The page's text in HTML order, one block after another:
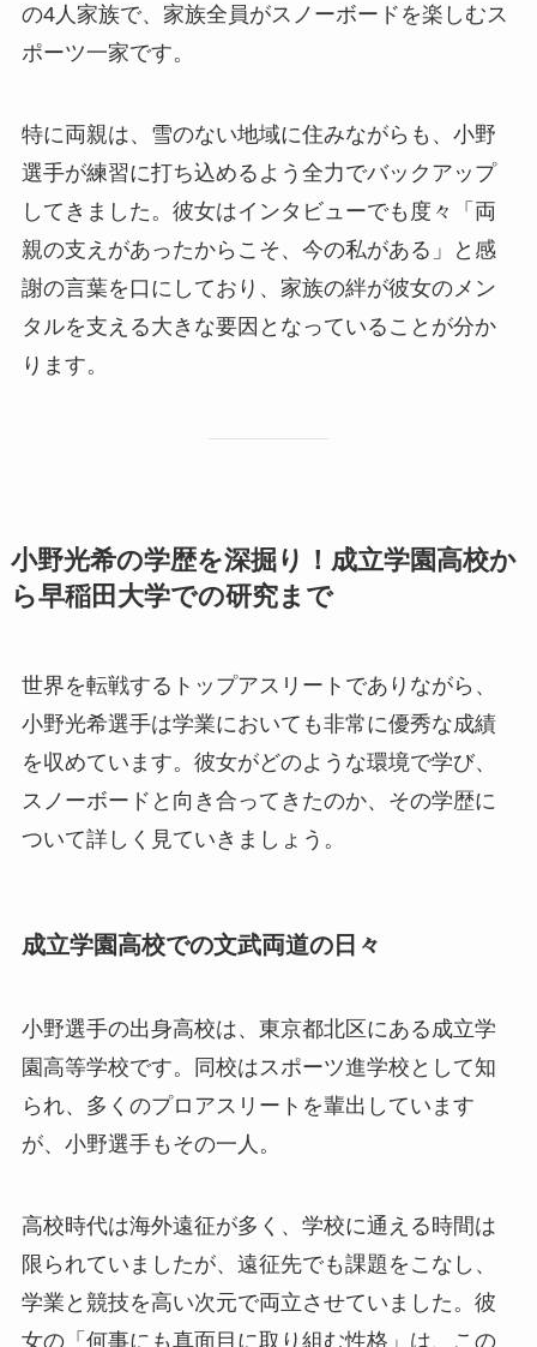
の4人家族で、家族全員がスノーボードを楽しむス
ポーツ一家です。
特に両親は、雪のない地域に住みながらも、小野
選手が練習に打ち込めるよう全力でバックアップ
してきました。彼女はインタビューでも度々「両
親の支えがあったからこそ、今の私がある」と感
謝の言葉を口にしており、家族の絆が彼女のメン
タルを支える大きな要因となっていることが分か
ります。
小野光希の学歴を深掘り！成立学園高校か
ら早稲田大学での研究まで
世界を転戦するトップアスリートでありながら、
小野光希選手は学業においても非常に優秀な成績
を収めています。彼女がどのような環境で学び、
スノーボードと向き合ってきたのか、その学歴に
ついて詳しく見ていきましょう。
成立学園高校での文武両道の日々
小野選手の出身高校は、東京都北区にある成立学
園高等学校です。同校はスポーツ進学校として知
られ、多くのプロアスリートを輩出しています
が、小野選手もその一人。
高校時代は海外遠征が多く、学校に通える時間は
限られていましたが、遠征先でも課題をこなし、
学業と競技を高い次元で両立させていました。彼
女の「何事にも真面目に取り組む性格」は、この